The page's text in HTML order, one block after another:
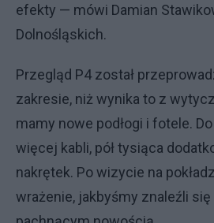
efekty — mówi Damian
Dolnośląskich.
Przegląd P4 został
zakresie, niż wynika to z
mamy nowe podłogi i fotele.
więcej kabli, pół tysiąca
nakrętek. Po wizycie na
wrażenie, jakbyśmy znaleźli